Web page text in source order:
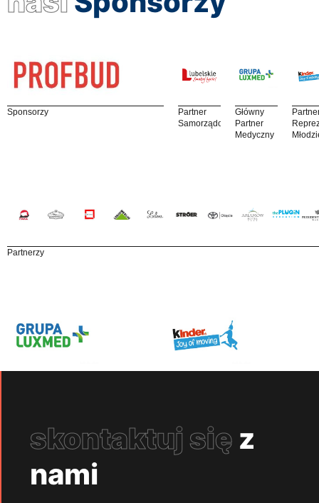
Sponsorzy
Partner
Samorządowy
Główny
Partner
Medyczny
Partnerzy
skontaktuj się z
nami